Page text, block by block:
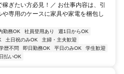
ぎたい方必見！／ お仕事内容は、引
専用のケースに家具や家電を梱包し
勤務OK 社員登用あり
週1日からOK
土日祝のみOK
主婦・主夫歓迎
歴不問 即日勤務OK 平日のみOK
学生歓迎
払いOK